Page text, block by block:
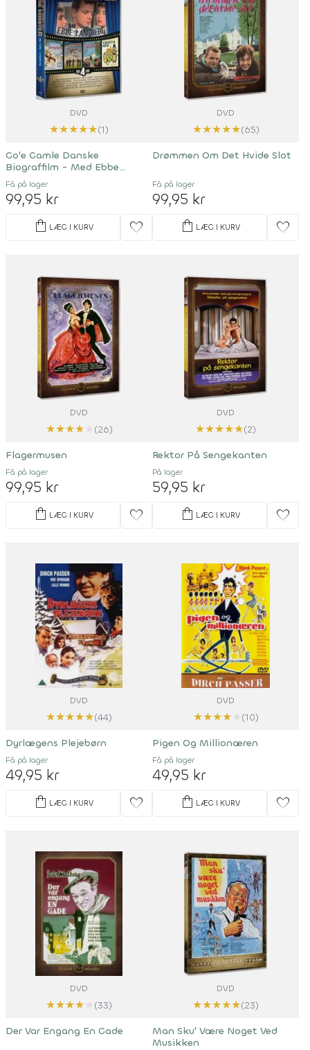
DVD
★★★★★(1)
Go'e Gamle Danske
Biograffilm - Med Ebbe
Langberg
Få på lager
99,95 kr
shopping_bag LÆG I KURV favorite
DVD
★★★★★(65)
Drømmen Om Det Hvide Slot
Få på lager
99,95 kr
shopping_bag LÆG I KURV favorite
DVD
★★★★
(26)
Flagermusen
Få på lager
99,95 kr
shopping_bag LÆG I KURV favorite
DVD
★★★★★(2)
Rektor På Sengekanten
På lager
59,95 kr
shopping_bag LÆG I KURV favorite
DVD
★★★★★(44)
Dyrlægens Plejebørn
Få på lager
49,95 kr
shopping_bag LÆG I KURV favorite
DVD
★★★★
(10)
Pigen Og Millionæren
Få på lager
49,95 kr
shopping_bag LÆG I KURV favorite
DVD
★★★★
(33)
Der Var Engang En Gade
DVD
★★★★★(23)
Man Sku' Være Noget Ved
Musikken